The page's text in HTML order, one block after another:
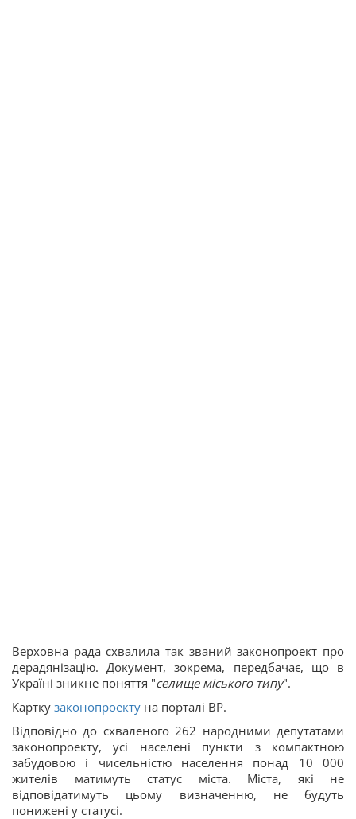
Верховна рада схвалила так званий законопроект про
дерадянізацію. Документ, зокрема, передбачає, що в
Україні зникне поняття "селище міського типу".
Картку законопроекту на порталі ВР.
Відповідно до схваленого 262 народними депутатами
законопроекту, усі населені пункти з компактною
забудовою і чисельністю населення понад 10 000
жителів матимуть статус міста. Міста, які не
відповідатимуть цьому визначенню, не будуть
понижені у статусі.